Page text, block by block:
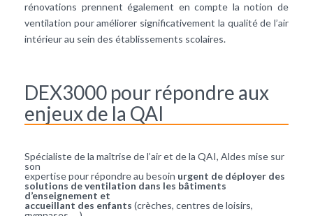
rénovations prennent également en compte la notion de
ventilation pour améliorer significativement la qualité de l’air
intérieur au sein des établissements scolaires.
DEX3000 pour répondre aux
enjeux de la QAI
Spécialiste de la maîtrise de l’air et de la QAI, Aldes mise sur
son
expertise pour répondre au besoin urgent de déployer des
solutions de ventilation dans les bâtiments
d’enseignement et
accueillant des enfants (crèches, centres de loisirs,